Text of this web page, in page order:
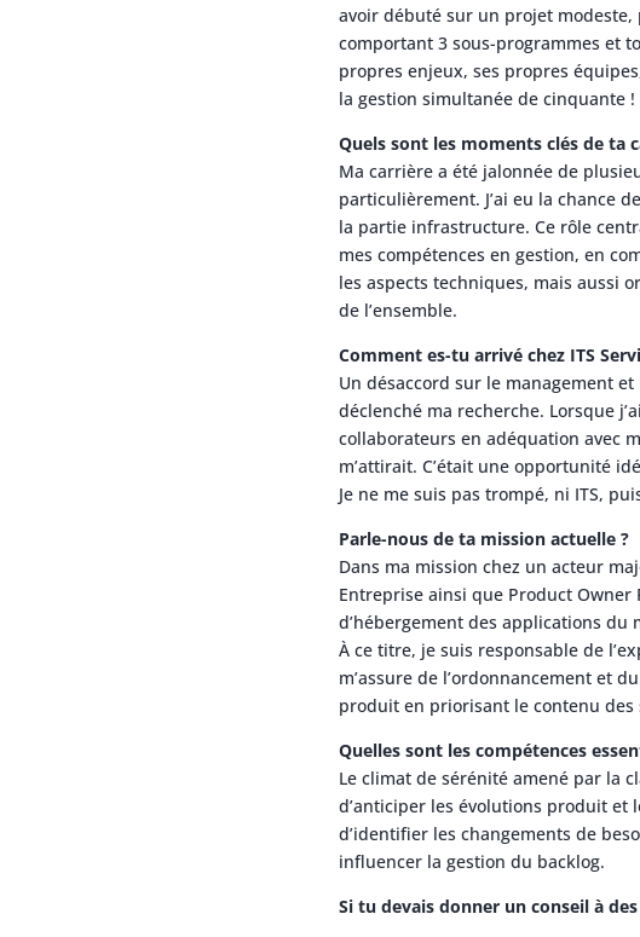
avoir débuté sur un projet
comportant 3 sous-programmes et
propres enjeux, ses propres
la gestion simultanée de cinquante !
Quels sont les moments clés de ta
Ma carrière a été jalonnée de
particulièrement. J’ai eu la chance
la partie infrastructure. Ce rôle
mes compétences en gestion, en
les aspects techniques, mais aussi
de l’ensemble.
Comment es-tu arrivé chez ITS
Un désaccord sur le management
déclenché ma recherche. Lorsque
collaborateurs en adéquation avec
m’attirait. C’était une opportunité
Je ne me suis pas trompé, ni ITS,
Parle-nous de ta mission actuelle ?
Dans ma mission chez un acteur
Entreprise ainsi que Product Owner
d’hébergement des applications du
À ce titre, je suis responsable de
m’assure de l’ordonnancement et
produit en priorisant le contenu
Quelles sont les compétences
Le climat de sérénité amené par la
d’anticiper les évolutions produit et
d’identifier les changements de
influencer la gestion du backlog.
Si tu devais donner un conseil à